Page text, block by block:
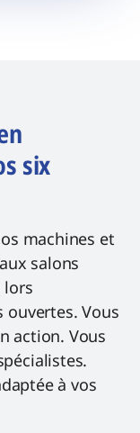
six
machines et
salons
lors
ouvertes. Vous
action. Vous
à vos